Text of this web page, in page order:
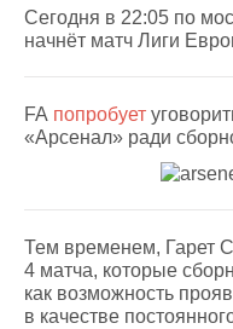
Сегодня в 22:05 по
начнёт матч Лиги
FA попробует
«Арсенал» ради
Тем временем, Гарет
4 матча, которые
как возможность
в качестве